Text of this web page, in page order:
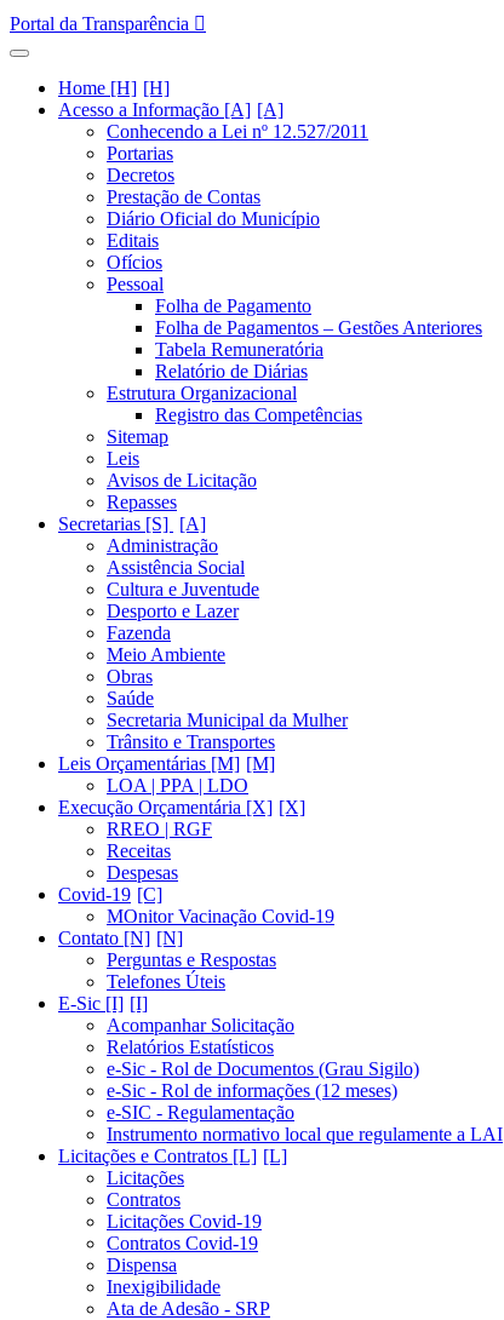
Portal da Transparência
Home [H]
Acesso a Informação [A]
Conhecendo a Lei nº 12.527/2011
Portarias
Decretos
Prestação de Contas
Diário Oficial do Município
Editais
Ofícios
Pessoal
Folha de Pagamento
Folha de Pagamentos – Gestões Anteriores
Tabela Remuneratória
Relatório de Diárias
Estrutura Organizacional
Registro das Competências
Sitemap
Leis
Avisos de Licitação
Repasses
Secretarias [S]
Administração
Assistência Social
Cultura e Juventude
Desporto e Lazer
Fazenda
Meio Ambiente
Obras
Saúde
Secretaria Municipal da Mulher
Trânsito e Transportes
Leis Orçamentárias [M]
LOA | PPA | LDO
Execução Orçamentária [X]
RREO | RGF
Receitas
Despesas
Covid-19
MOnitor Vacinação Covid-19
Contato [N]
Perguntas e Respostas
Telefones Úteis
E-Sic [I]
Acompanhar Solicitação
Relatórios Estatísticos
e-Sic - Rol de Documentos (Grau Sigilo)
e-Sic - Rol de informações (12 meses)
e-SIC - Regulamentação
Instrumento normativo local que regulamente a LAI
Licitações e Contratos [L]
Licitações
Contratos
Licitações Covid-19
Contratos Covid-19
Dispensa
Inexigibilidade
Ata de Adesão - SRP